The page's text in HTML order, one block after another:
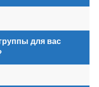
для вас